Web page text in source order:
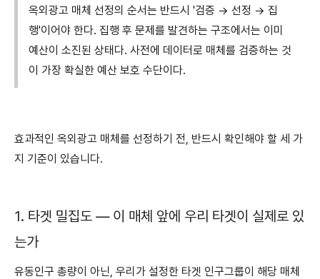
옥외광고 매체 선정의 순서는 반드시 '검증 → 선정 → 집
행'이어야 한다. 집행 후 문제를 발견하는 구조에서는 이미
예산이 소진된 상태다. 사전에 데이터로 매체를 검증하는 것
이 가장 확실한 예산 보호 수단이다.
효과적인 옥외광고 매체를 선정하기 전, 반드시 확인해야 할 세 가
지 기준이 있습니다.
1. 타겟 밀집도 — 이 매체 앞에 우리 타겟이 실제로 있
는가
유동인구 총량이 아닌, 우리가 설정한 타겟 인구그룹이 해당 매체